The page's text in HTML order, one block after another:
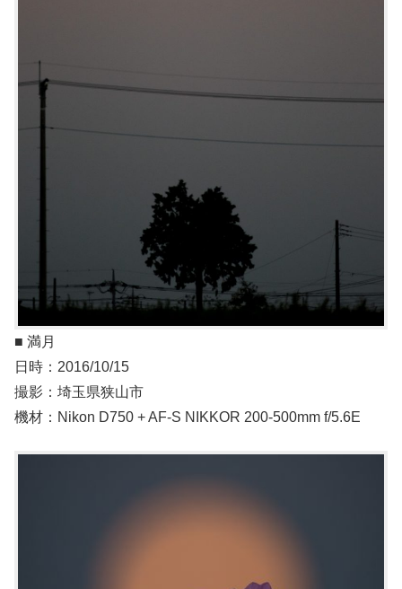
■ 満月
日時：2016/10/15
撮影：埼玉県狭山市
機材：Nikon D750 + AF-S NIKKOR 200-500mm f/5.6E